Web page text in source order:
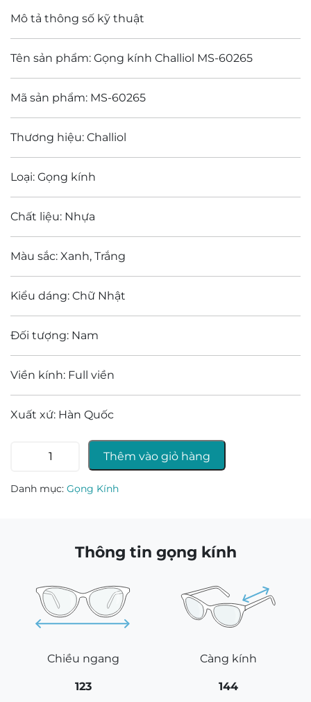
Mô tả thông số kỹ thuật
Tên sản phẩm: Gọng kính Challiol MS-60265
Mã sản phẩm: MS-60265
Thương hiệu: Challiol
Loại: Gọng kính
Chất liệu: Nhựa
Màu sắc: Xanh, Trắng
Kiểu dáng: Chữ Nhật
Đối tượng: Nam
Viền kính: Full viền
Xuất xứ: Hàn Quốc
MS-
Thêm vào giỏ hàng
Danh mục: Gọng Kính
Thông tin gọng kính
Chiều ngang
123
Càng kính
144